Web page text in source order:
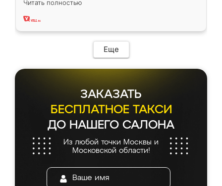
два года, нареканий нет.
Читать полностью
Еще
ЗАКАЗАТЬ
БЕСПЛАТНОЕ ТАКСИ
ДО НАШЕГО САЛОНА
Из любой точки Москвы и
Московской области!